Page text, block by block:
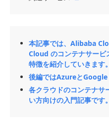
本記事では、Alibaba
Cloud のコンテナサービ
特徴を紹介していきます。
後編ではAzureとGoogle
各クラウドのコンテナサ
い方向けの入門記事です。